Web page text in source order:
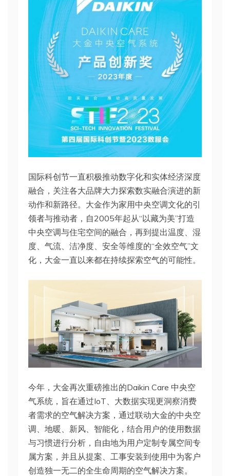
国际科创节一直积极推动数字化和实体经济深度
融合，关注各大品牌大力探索数实融合演进的新
动作和新路径。大金作为家用中央空调文化的引
领者与推动者，自2005年起从“以藏为美”打造
中央空调与住宅空间的融合，再到提出温度、湿
度、气流、洁净度、安全等维度的“全效空气”文
化，大金一直以来都在持续探索空气的可能性。
今年，大金再次重磅推出的Daikin Care 中央空
气系统，旨在通过IoT、大数据实现更洞察消费
者需求的空气解决方案，通过联动大金的中央空
调、地暖、新风、智能化，结合用户的使用数据
与习惯进行分析，自由地为用户定制专属空间专
属方案，并且从提案、工事安装到使用中为客户
创造独一无二的全生命周期的空气解决方案。